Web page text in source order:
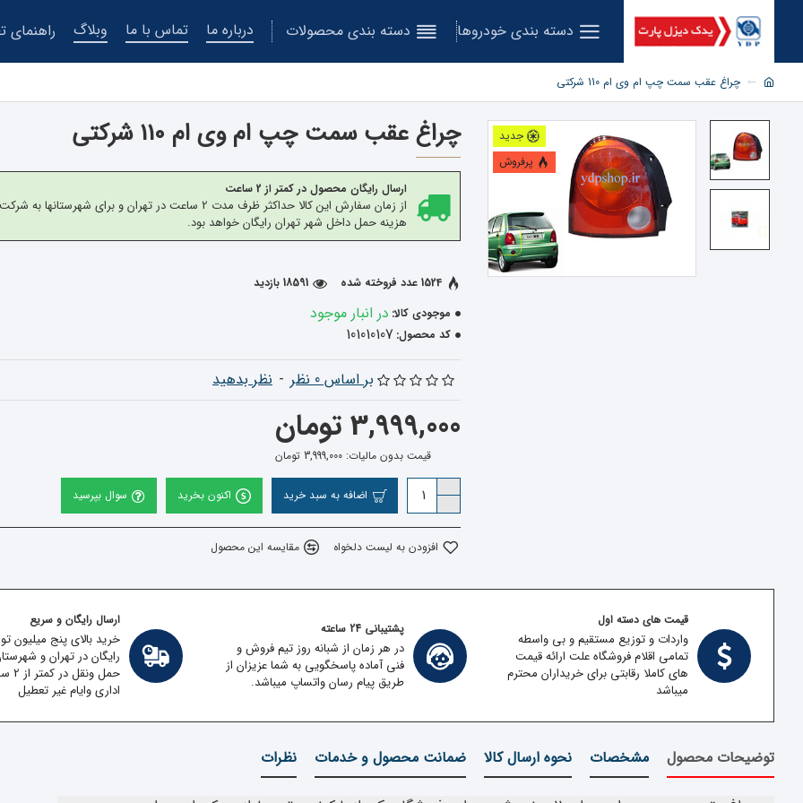
دسته بندی خودروها دسته بندی محصولات درباره ما تماس با ما وبلاگ راهنمای
چراغ عقب سمت چپ ام وی ام 110 شرکتی
جدید
پرفروش
چراغ عقب سمت چپ ام وی ام 110 شرکتی
ارسال رایگان محصول در کمتر از 2 ساعت
از زمان سفارش این کالا حداکثر ظرف مدت 2 ساعت در
هزینه حمل داخل شهر تهران رایگان خواهد بود.
موجودی کالا: در انبار موجود
کد محصول: 101010107
1524 عدد فروخته شده 18591 بازدید
بر اساس 0 نظر - نظر بدهید
3,999,000 تومان
قیمت بدون مالیات: 3,999,000 تومان
اضافه به سبد خرید اکنون بخرید سوال بپرسید
افزودن به لیست دلخواه مقایسه این محصول
قیمت های دسته اول
واردات و توزیع مستقیم و بی واسطه
تمامی اقلام فروشگاه علت ارائه قیمت
های کاملا رقابتی برای خریداران محترم
میباشد
پشتیبانی 24 ساعته
در هر زمان از شبانه روز تیم فروش و
فنی آماده پاسخگویی به شما عزیزان از
طریق پیام رسان واتساپ میباشد.
ارسال رایگان و سریع
خرید بالای پنج میلیون
رایگان در تهران و
حمل
اداری وایام غیر تعطیل
توضیحات محصول مشخصات نحوه ارسال کالا ضمانت محصول و خدمات نظرات